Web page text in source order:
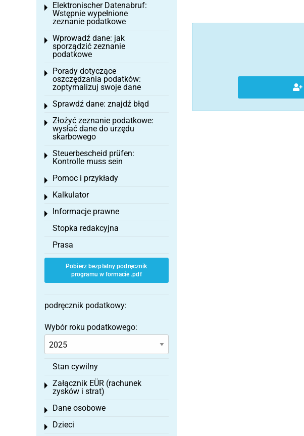
Elektronischer Datenabruf:
Wstępnie wypełnione
zeznanie podatkowe
Toggle menu
Wprowadź dane: jak
sporządzić zeznanie
podatkowe
Toggle menu
Porady dotyczące
oszczędzania podatków:
zoptymalizuj swoje dane
Toggle menu
Sprawdź dane: znajdź błąd
Toggle menu
Złożyć zeznanie podatkowe:
wysłać dane do urzędu
skarbowego
Toggle menu
Steuerbescheid prüfen:
Kontrolle muss sein
Toggle menu
Pomoc i przykłady
Toggle menu
Kalkulator
Toggle menu
Informacje prawne
Toggle menu
Stopka redakcyjna
Prasa
Pobierz bezpłatny podręcznik
programu w formacie .pdf
podręcznik podatkowy:
Wybór roku podatkowego:
Stan cywilny
Załącznik EÜR (rachunek
zysków i strat)
Toggle menu
Dane osobowe
Toggle menu
Dzieci
Toggle menu